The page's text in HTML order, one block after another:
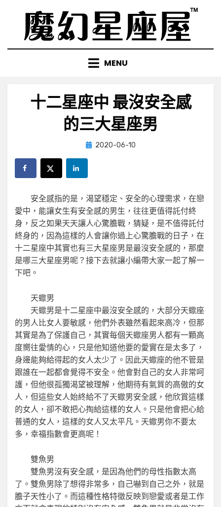
content
MENU
十二星座中 最沒安全感
的三大星座男
by小編
Posted
2020-06-10
安全感指的是，渴望穩定、安全的心理需求，在戀
愛中，能讓女生有安全感的男生，往往更值得託付終
身，反之如果天天讓人心驚膽戰，猜疑，是不值得託付
終身的，因為這樣的人會讓你過上心驚膽戰的日子，在
十二星座中其實也有三大星座男是最沒安全感的，那麼
是哪三大星座男呢？接下去就讓小編帶大家一起了解一
下吧。
天蠍男
天蠍男是十二星座中最沒安全感的，大部分天蠍座
的男人比女人要敏感，他們外表雖然看起來高冷，但那
其實是為了保護自己，其實每個天蠍座男人都有一顆高
度嚮往愛情的心，只是他知道他要的愛實在是太多了，
身邊能夠給得起的女人太少了。因此天蠍座的他不管是
跟誰在一起都會覺得不安全。他會對自己的女人非常呵
護，但他很孤獨渴望被理解，他期待有氣質的高傲的女
人，但這些女人始終給不了天蠍男安全感，他欣賞這樣
的女人，卻不敢把心掏給這樣的女人。只是他會把心給
普通的女人，這樣的女人又太平凡。天蠍男你不要太
多，幸福指數會更高呢！
雙魚男
雙魚男沒有安全感，是因為他們的母性指數太高
了。雙魚男除了想得非常多，自己嚇到自己之外，就是
膽子天性小了。而這種性格特徵反映到戀愛或者是工作